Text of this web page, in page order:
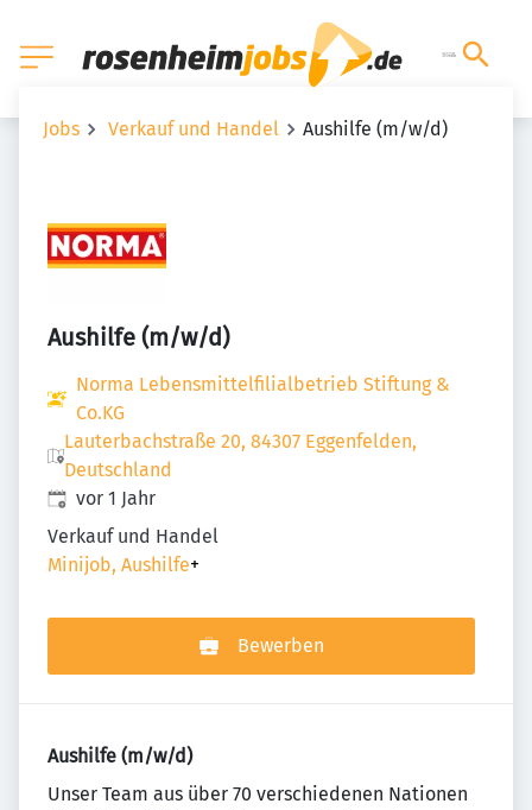
Jobs Verkauf und Handel Aushilfe (m/w/d)
Aushilfe (m/w/d)
Norma Lebensmittelfilialbetrieb Stiftung &
Co.KG
Lauterbachstraße 20, 84307 Eggenfelden,
Deutschland
Veröffentlicht
vor 1 Jahr
Verkauf und Handel
Minijob, Aushilfe+
Bewerben
Aushilfe (m/w/d)
Un­se­r Team aus über 70 ver­schie­de­nen Na­tio­nen